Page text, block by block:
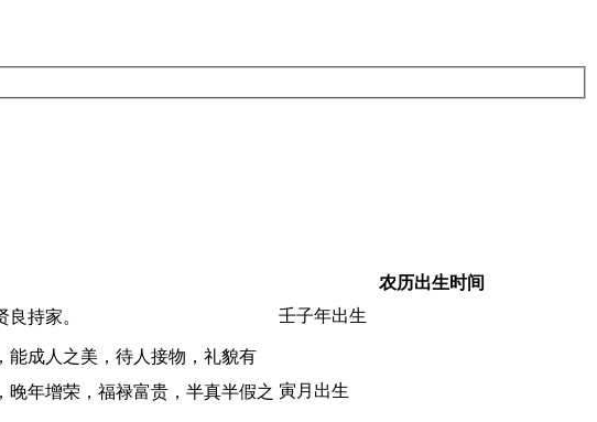
农历出生时间
持家。
壬子年出生
能成人之美，待人接物，礼貌有
年增荣，福禄富贵，半真半假之 寅月出生